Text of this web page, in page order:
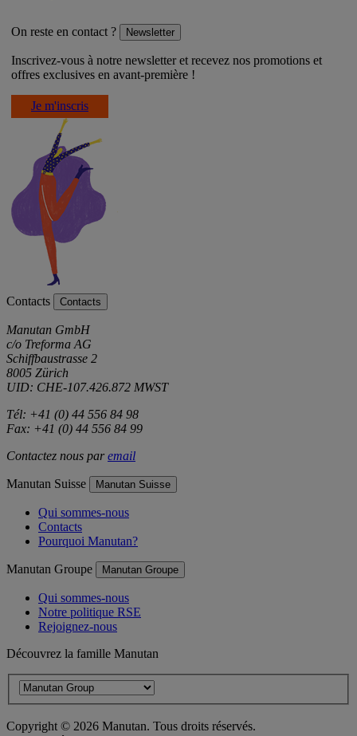
On reste en contact ? Newsletter
Inscrivez-vous à notre newsletter et recevez nos promotions et
offres exclusives en avant-première !
Je m'inscris
Contacts Contacts
Manutan GmbH
c/o Treforma AG
Schiffbaustrasse 2
8005 Zürich
UID: CHE-107.426.872 MWST
Tél: +41 (0) 44 556 84 98
Fax: +41 (0) 44 556 84 99
Contactez nous paremail
Manutan Suisse Manutan Suisse
Qui sommes-nous
Contacts
Pourquoi Manutan?
Manutan Groupe Manutan Groupe
Qui sommes-nous
Notre politique RSE
Rejoignez-nous
Découvrez la famille Manutan
Copyright © 2026 Manutan. Tous droits réservés.